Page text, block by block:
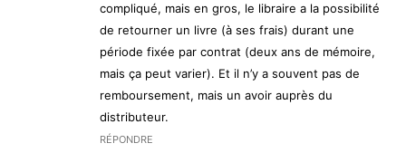
compliqué, mais en gros, le libraire a la possibilité
de retourner un livre (à ses frais) durant une
période fixée par contrat (deux ans de mémoire,
mais ça peut varier). Et il n’y a souvent pas de
remboursement, mais un avoir auprès du
distributeur.
RÉPONDRE